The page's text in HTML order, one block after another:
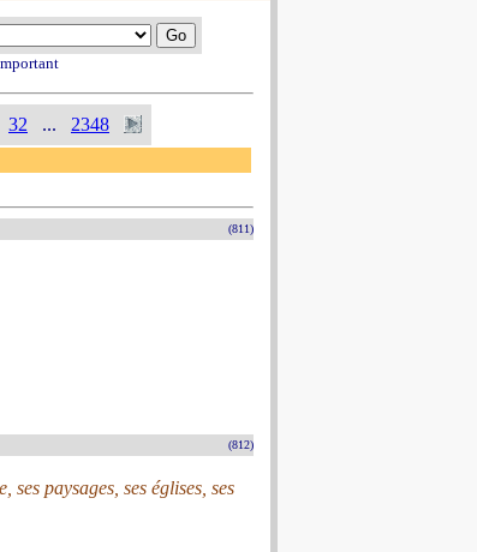
32 ... 2348
(811)
(812)
paysages, ses églises, ses